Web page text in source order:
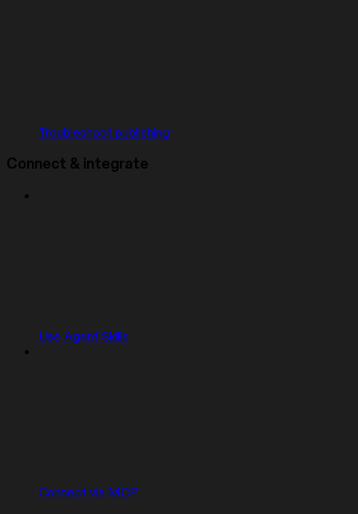
Troubleshoot publishing
Connect & integrate
Use Agent Skills
Connect via MCP